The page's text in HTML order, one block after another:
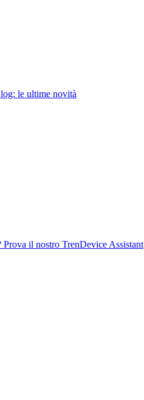
le ultime novità
il nostro TrenDevice Assistant